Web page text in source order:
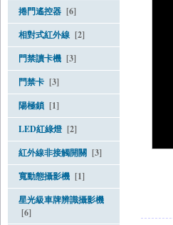
捲門遙控器 [6]
相對式紅外線 [2]
門禁讀卡機 [3]
門禁卡 [3]
陽極鎖 [1]
LED紅綠燈 [2]
紅外線非接觸開關 [3]
寬動態攝影機 [1]
星光級車牌辨識攝影機
[6]